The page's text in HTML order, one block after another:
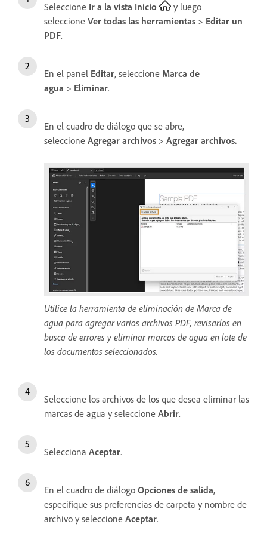
Seleccione Ir a la vista Inicio
y luego
seleccione Ver todas las herramientas > Editar un
PDF.
En el panel Editar, seleccione Marca de
agua > Eliminar.
En el cuadro de diálogo que se abre,
seleccione Agregar archivos > Agregar archivos.
Utilice la herramienta de eliminación de Marca de
agua para agregar varios archivos PDF, revisarlos en
busca de errores y eliminar marcas de agua en lote de
los documentos seleccionados.
Seleccione los archivos de los que desea eliminar las
marcas de agua y seleccione Abrir.
Selecciona Aceptar.
En el cuadro de diálogo Opciones de salida,
especifique sus preferencias de carpeta y nombre de
archivo y seleccione Aceptar.